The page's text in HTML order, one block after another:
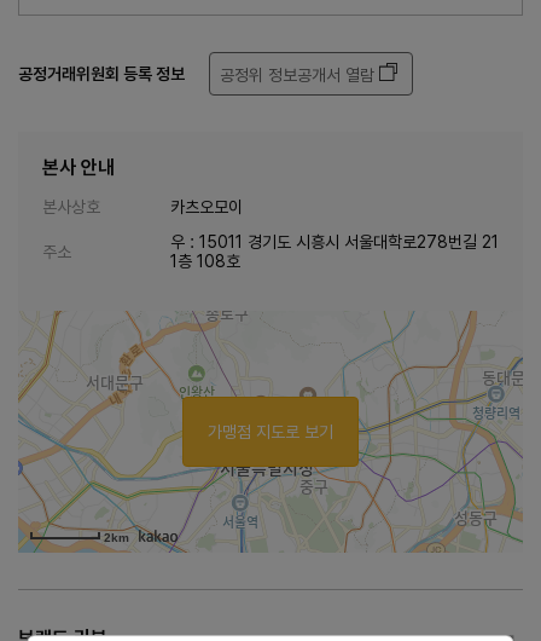
공정거래위원회 등록 정보 공정위 정보공개서 열람
본사 안내
본사상호 카츠오모이
주소
우 : 15011 경기도 시흥시 서울대학로278번길 21
1층 108호
2km
가맹점 지도로 보기